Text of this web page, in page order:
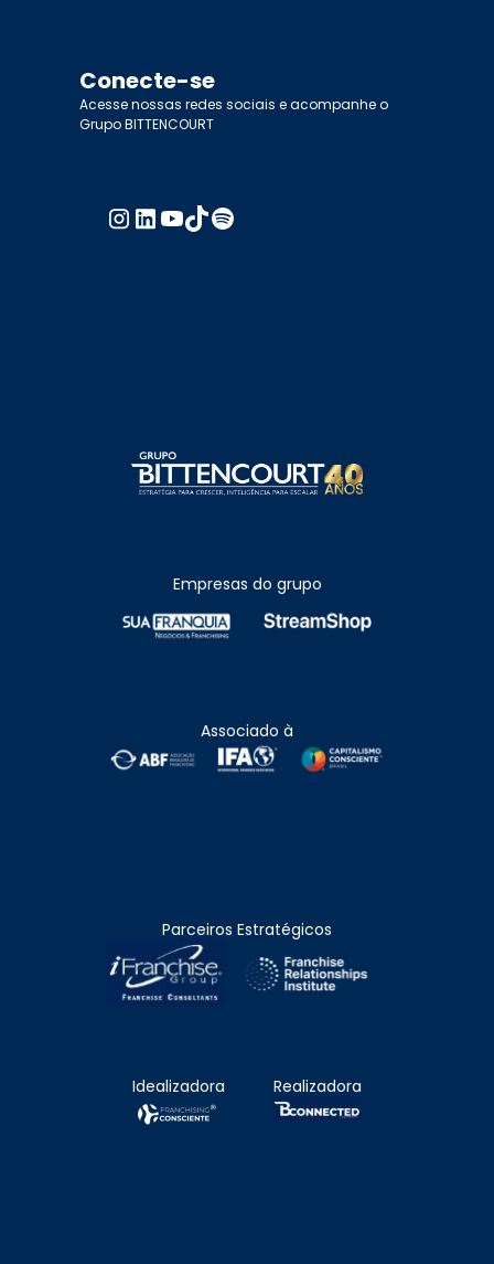
Conecte-se
Acesse nossas redes sociais e acompanhe o
Grupo BITTENCOURT
Empresas do grupo
Associado à
Parceiros Estratégicos
Idealizadora Realizadora